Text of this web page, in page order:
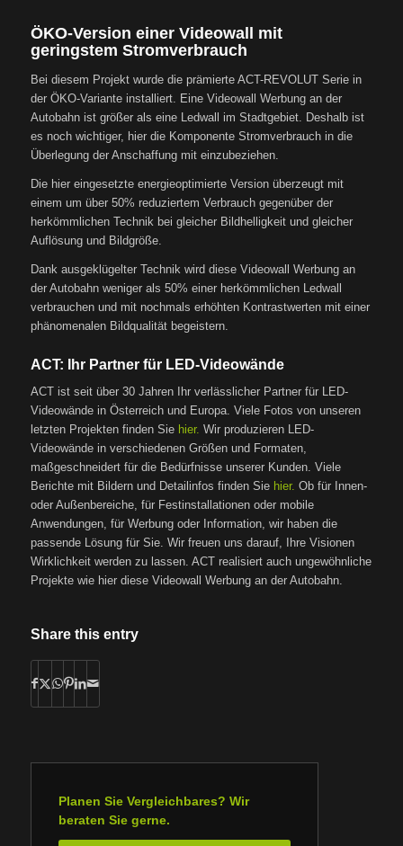
ÖKO-Version einer Videowall mit
geringstem Stromverbrauch
Bei diesem Projekt wurde die prämierte ACT-REVOLUT Serie in
der ÖKO-Variante installiert. Eine Videowall Werbung an der
Autobahn ist größer als eine Ledwall im Stadtgebiet. Deshalb ist
es noch wichtiger, hier die Komponente Stromverbrauch in die
Überlegung der Anschaffung mit einzubeziehen.
Die hier eingesetzte energieoptimierte Version überzeugt mit
einem um über 50% reduziertem Verbrauch gegenüber der
herkömmlichen Technik bei gleicher Bildhelligkeit und gleicher
Auflösung und Bildgröße.
Dank ausgeklügelter Technik wird diese Videowall Werbung an
der Autobahn weniger als 50% einer herkömmlichen Ledwall
verbrauchen und mit nochmals erhöhten Kontrastwerten mit einer
phänomenalen Bildqualität begeistern.
ACT: Ihr Partner für LED-Videowände
ACT ist seit über 30 Jahren Ihr verlässlicher Partner für LED-
Videowände in Österreich und Europa. Viele Fotos von unseren
letzten Projekten finden Sie hier. Wir produzieren LED-
Videowände in verschiedenen Größen und Formaten,
maßgeschneidert für die Bedürfnisse unserer Kunden. Viele
Berichte mit Bildern und Detailinfos finden Sie hier. Ob für Innen-
oder Außenbereiche, für Festinstallationen oder mobile
Anwendungen, für Werbung oder Information, wir haben die
passende Lösung für Sie. Wir freuen uns darauf, Ihre Visionen
Wirklichkeit werden zu lassen. ACT realisiert auch ungewöhnliche
Projekte wie hier diese Videowall Werbung an der Autobahn.
Share this entry
Planen Sie Vergleichbares? Wir
beraten Sie gerne.